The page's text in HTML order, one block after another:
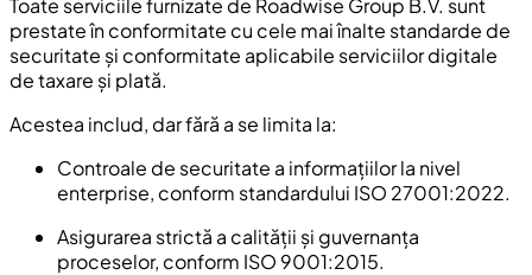
Toate serviciile furnizate de Roadwise Group B.V. sunt
prestate în conformitate cu cele mai înalte standarde de
securitate și conformitate aplicabile serviciilor digitale
de taxare și plată.
Acestea includ, dar fără a se limita la:
Controale de securitate a informațiilor la nivel
enterprise, conform standardului ISO 27001:2022.
Asigurarea strictă a calității și guvernanța
proceselor, conform ISO 9001:2015.